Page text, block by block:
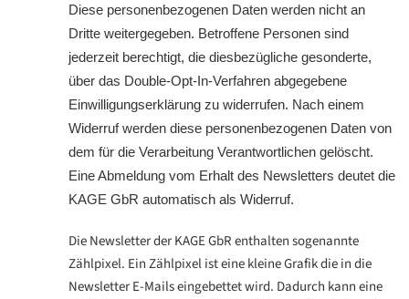
Diese personenbezogenen Daten werden nicht an
Dritte weitergegeben. Betroffene Personen sind
jederzeit berechtigt, die diesbezügliche gesonderte,
über das Double-Opt-In-Verfahren abgegebene
Einwilligungserklärung zu widerrufen. Nach einem
Widerruf werden diese personenbezogenen Daten von
dem für die Verarbeitung Verantwortlichen gelöscht.
Eine Abmeldung vom Erhalt des Newsletters deutet die
KAGE GbR automatisch als Widerruf.
Die Newsletter der KAGE GbR enthalten sogenannte
Zählpixel. Ein Zählpixel ist eine kleine Grafik die in die
Newsletter E-Mails eingebettet wird. Dadurch kann eine